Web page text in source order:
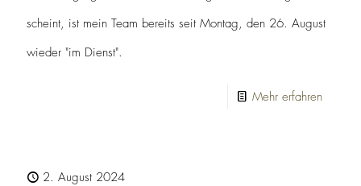
scheint, ist mein Team bereits seit Montag, den 26. August
wieder "im Dienst".
Mehr erfahren-
2. August 2024